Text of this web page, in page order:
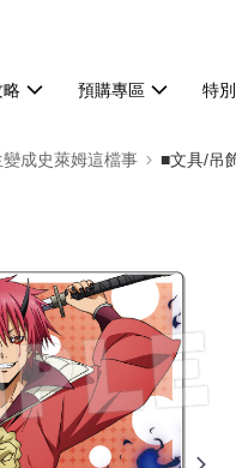
略 預購專區 特
成史萊姆這檔事 ■文具/吊